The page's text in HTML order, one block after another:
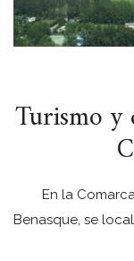
Turismo y
En la
Benasque, se